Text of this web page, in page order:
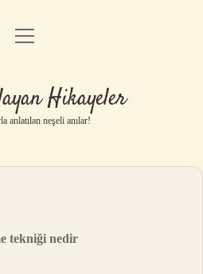
Anasayfa
Uyarı
menüyü
Hikayeler
anlatılan neşeli anılar!
tekniği nedir